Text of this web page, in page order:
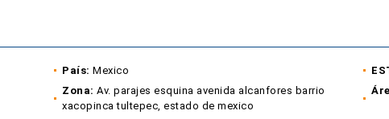
País: Mexico
Zona: Av. parajes esquina avenida alcanfores barrio
xacopinca tultepec, estado de mexico